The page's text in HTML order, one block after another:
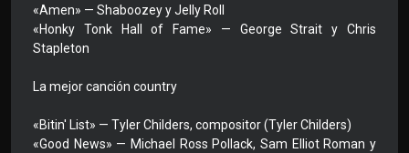
«Amen» — Shaboozey y Jelly Roll
«Honky Tonk Hall of Fame» — George Strait y Chris
Stapleton
La mejor canción country
«Bitin' List» — Tyler Childers, compositor (Tyler Childers)
«Good News» — Michael Ross Pollack, Sam Elliot Roman y